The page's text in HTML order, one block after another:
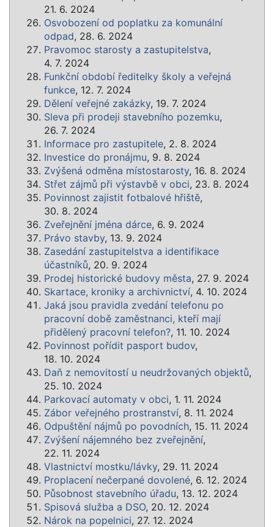
21. 6. 2024
Osvobození od poplatku za komunální
odpad, 28. 6. 2024
Pravomoc starosty a zastupitelstva,
4. 7. 2024
Funkční období ředitelky školy a veřejná
funkce, 12. 7. 2024
Dělení veřejné zakázky, 19. 7. 2024
Sleva při prodeji stavebního pozemku,
26. 7. 2024
Informace pro zastupitele, 2. 8. 2024
Investice do pronájmu, 9. 8. 2024
Zvýšená odměna místostarosty, 16. 8. 2024
Střet zájmů při výstavbě v obci, 23. 8. 2024
Povinnost zajistit fotbalové hřiště,
30. 8. 2024
Zveřejnění jména dárce, 6. 9. 2024
Právo stavby, 13. 9. 2024
Zasedání zastupitelstva a identifikace
účastníků, 20. 9. 2024
Prodej historické budovy města, 27. 9. 2024
Skartace, kroniky a archivnictví, 4. 10. 2024
Jaká jsou pravidla zvedání telefonu po
pracovní době zaměstnanci, kteří mají
přidělený pracovní telefon?, 11. 10. 2024
Povinnost pořídit pasport budov,
18. 10. 2024
Daň z nemovitostí u neudržovaných objektů,
25. 10. 2024
Parkovací automaty v obci, 1. 11. 2024
Zábor veřejného prostranství, 8. 11. 2024
Odpuštění nájmů po povodních, 15. 11. 2024
Zvýšení nájemného bez zveřejnění,
22. 11. 2024
Vlastnictví mostku/lávky, 29. 11. 2024
Proplacení nečerpané dovolené, 6. 12. 2024
Působnost stavebního úřadu, 13. 12. 2024
Spisová služba a DSO, 20. 12. 2024
Nárok na popelnici, 27. 12. 2024